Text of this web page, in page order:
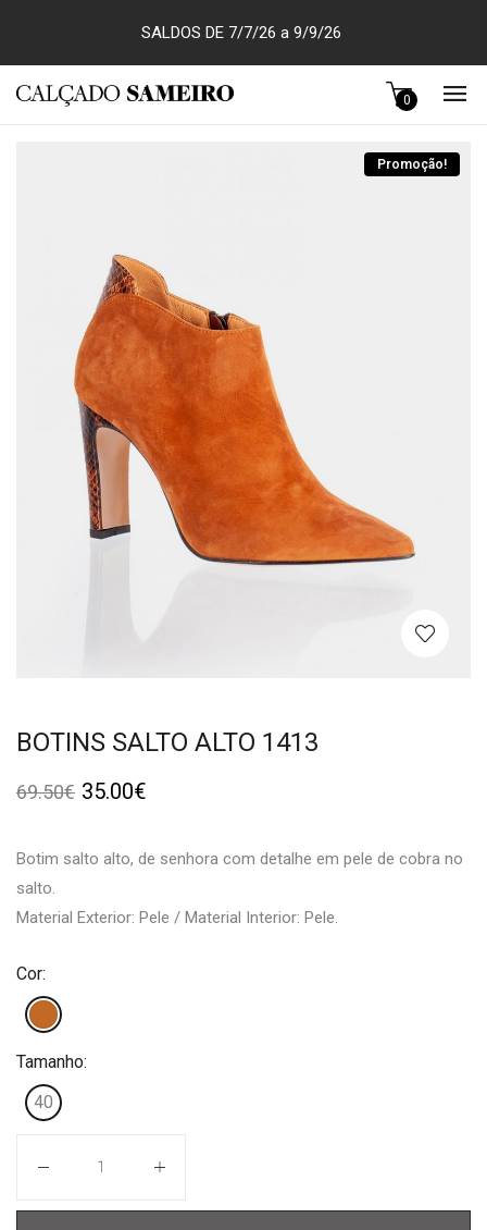
SALDOS DE 7/7/26 a 9/9/26
0
Promoção!
BOTINS SALTO ALTO 1413
69.50€ 35.00€
Botim salto alto, de senhora com detalhe em pele de cobra no
salto.
Material Exterior: Pele / Material Interior: Pele.
Cor:
Tamanho:
40